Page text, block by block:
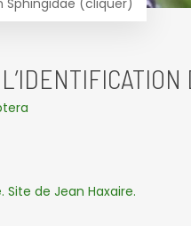
Sphingidae (cliquer)
Site de Jean Haxaire.